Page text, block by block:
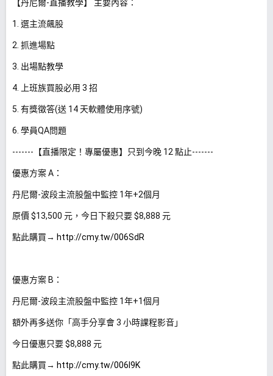
【丹尼爾-直播教學】 主要內容：
1. 選主流飆股
2. 抓進場點
3. 出場點教學
4 . 上班族買股必用 3 招
5. 有獎徵答(送 14 天軟體使用序號)
6. 學員QA問題
-------【直播限定！專屬優惠】只到今晚 12 點止-------
優惠方案 A：
丹尼爾-波段主流股盤中監控 1年+2個月
原價 $13,500 元， 今日下殺只要 $8,888 元
點此購買→ http://cmy.tw/006SdR
優惠方案 B：
丹尼爾-波段主流股盤中監控 1年+1個月
額外再多送你「高手分享會 3 小時課程影音」
今日優惠只要 $8,888 元
點此購買→ http://cmy.tw/006I9K